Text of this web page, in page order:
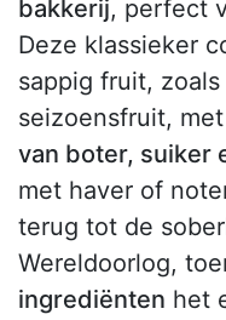
bakkerij, perfect
Deze klassieker
sappig fruit, zoals
seizoensfruit,
van boter, suiker
met haver of
terug tot de
Wereldoorlog,
ingrediënten het